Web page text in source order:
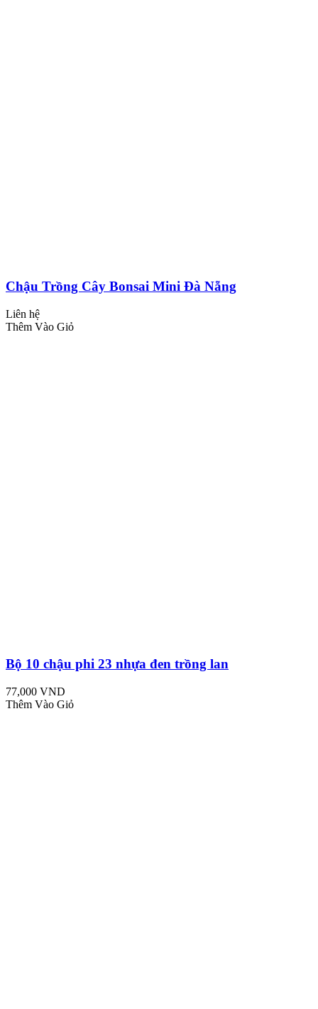
Chậu Trồng Cây Bonsai Mini Đà Nẵng
Liên hệ
Thêm Vào Giỏ
Bộ 10 chậu phi 23 nhựa đen trồng lan
77,000 VND
Thêm Vào Giỏ